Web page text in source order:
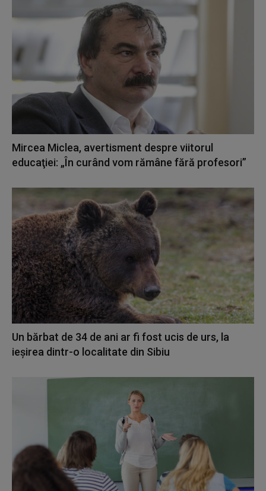
Mircea Miclea, avertisment despre viitorul
educaţiei: „În curând vom rămâne fără profesori”
Un bărbat de 34 de ani ar fi fost ucis de urs, la
ieşirea dintr-o localitate din Sibiu